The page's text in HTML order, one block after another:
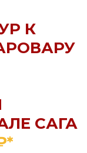
К
САГА